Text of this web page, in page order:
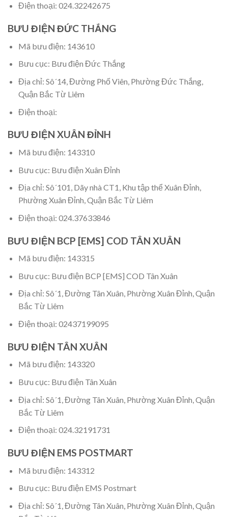
Điện thoại: 024.32242675
BƯU ĐIỆN ĐỨC THẮNG
Mã bưu điện: 143610
Bưu cục: Bưu điện Đức Thắng
Địa chỉ: Sô´14, Đường Phố Viên, Phường Đức Thắng,
Quận Bắc Từ Liêm
Điện thoại:
BƯU ĐIỆN XUÂN ĐỈNH
Mã bưu điện: 143310
Bưu cục: Bưu điện Xuân Đỉnh
Địa chỉ: Sô´101, Dãy nhà CT1, Khu tập thể Xuân Đỉnh,
Phường Xuân Đỉnh, Quận Bắc Từ Liêm
Điện thoại: 024.37633846
BƯU ĐIỆN BCP [EMS] COD TÂN XUÂN
Mã bưu điện: 143315
Bưu cục: Bưu điện BCP [EMS] COD Tân Xuân
Địa chỉ: Sô´1, Đường Tân Xuân, Phường Xuân Đỉnh, Quận
Bắc Từ Liêm
Điện thoại: 02437199095
BƯU ĐIỆN TÂN XUÂN
Mã bưu điện: 143320
Bưu cục: Bưu điện Tân Xuân
Địa chỉ: Sô´1, Đường Tân Xuân, Phường Xuân Đỉnh, Quận
Bắc Từ Liêm
Điện thoại: 024.32191731
BƯU ĐIỆN EMS POSTMART
Mã bưu điện: 143312
Bưu cục: Bưu điện EMS Postmart
Địa chỉ: Sô´1, Đường Tân Xuân, Phường Xuân Đỉnh, Quận